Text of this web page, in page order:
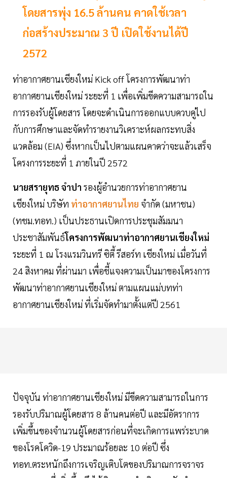
โดยสารพุ่ง 16.5 ล้านคน คาดใช้เวลา
ก่อสร้างประมาณ 3 ปี เปิดใช้งานได้ปี
2572
ท่าอากาศยานเชียงใหม่ Kick off โครงการพัฒนาท่า
อากาศยานเชียงใหม่ ระยะที่ 1 เพื่อเพิ่มขีดความสามารถใน
การรองรับผู้โดยสาร โดยจะดำเนินการออกแบบควบคู่ไป
กับการศึกษาและจัดทำรายงานวิเคราะห์ผลกระทบสิ่ง
แวดล้อม (EIA) ซึ่งหากเป็นไปตามแผนคาดว่าจะแล้วเสร็จ
โครงการระยะที่ 1 ภายในปี 2572
นายสรายุทธ จำปา รองผู้อำนวยการท่าอากาศยาน
เชียงใหม่ บริษัท ท่าอากาศยานไทย จำกัด (มหาชน)
(ทชม.ทอท.) เป็นประธานเปิดการประชุมสัมมนา
ประชาสัมพันธ์โครงการพัฒนาท่าอากาศยานเชียงใหม่
ระยะที่ 1 ณ โรงแรมวินทรี ซิตี้ รีสอร์ท เชียงใหม่ เมื่อวันที่
24 สิงหาคม ที่ผ่านมา เพื่อชี้แจงความเป็นมาของโครงการ
พัฒนาท่าอากาศยานเชียงใหม่ ตามแผนแม่บทท่า
อากาศยานเชียงใหม่ ที่เริ่มจัดทำมาตั้งแต่ปี 2561
ปัจจุบัน ท่าอากาศยานเชียงใหม่ มีขีดความสามารถในการ
รองรับปริมาณผู้โดยสาร 8 ล้านคนต่อปี และมีอัตราการ
เพิ่มขึ้นของจำนวนผู้โดยสารก่อนที่จะเกิดการแพร่ระบาด
ของโรคโควิด-19 ประมาณร้อยละ 10 ต่อปี ซึ่ง
ทอท.ตระหนักถึงการเจริญเติบโตของปริมาณการจราจร